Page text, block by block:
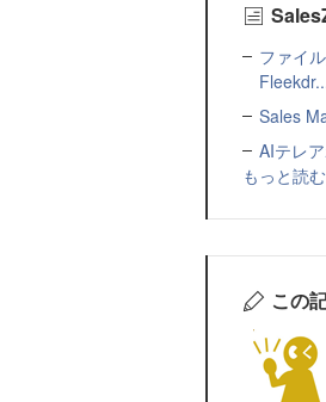
ファイ
Sales
AIテレ
もっと読む
この